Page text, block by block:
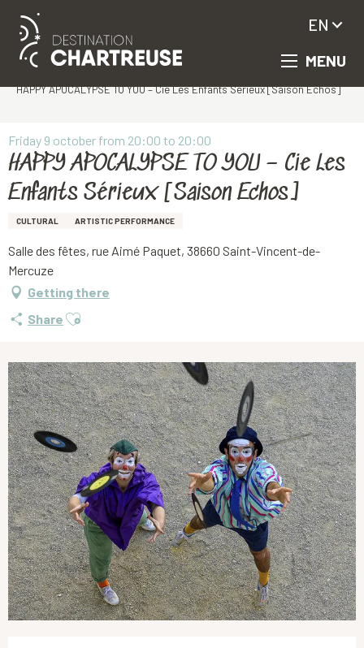
Aller
MENU
EN
HAPPY APOCALYPSE TO YOU – Cie Les Enfants Sérieux [Saison Echos]
Friday 9 october from 20:00 to 20:00
HAPPY APOCALYPSE TO YOU – Cie Les
Enfants Sérieux [Saison Echos]
CULTURAL ARTISTIC PERFORMANCE
Salle des fêtes, rue Aimé Paquet, 38660 Saint-Vincent-de-
Mercuze
Getting there
Share Ajouter aux favoris